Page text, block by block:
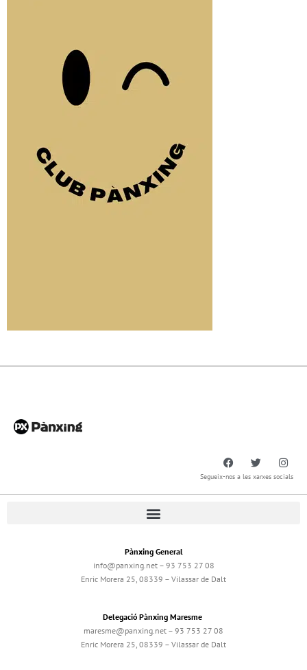
Segueix-nos a les xarxes socials
Pànxing General
info@panxing.net – 93 753 27 08
Enric Morera 25, 08339 – Vilassar de Dalt
Delegació Pànxing Maresme
maresme@panxing.net – 93 753 27 08
Enric Morera 25, 08339 – Vilassar de Dalt